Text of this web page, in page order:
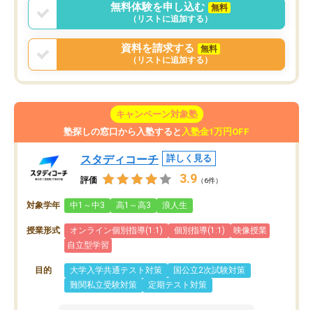
無料体験を申し込む
無料
（リストに追加する）
資料を請求する
無料
（リストに追加する）
キャンペーン対象塾
塾探しの窓口から入塾すると 入塾金1万円OFF
スタディコーチ 詳しく見る
評価 3.9 （6件）
対象学年 中1～中3 高1～高3 浪人生
授業形式 オンライン個別指導(1:1) 個別指導(1:1)
映像授業
自立型学習
目的 大学入学共通テスト対策
国公立2次試験対策
難関私立受験対策
定期テスト対策